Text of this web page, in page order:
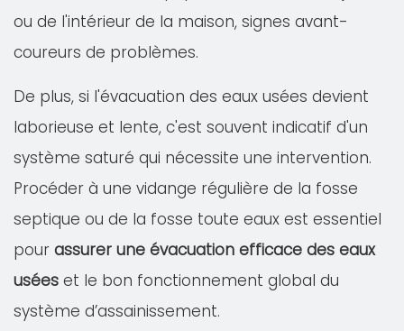
ou de l'intérieur de la maison, signes avant-
coureurs de problèmes.
De plus, si l'évacuation des eaux usées devient
laborieuse et lente, c'est souvent indicatif d'un
système saturé qui nécessite une intervention.
Procéder à une vidange régulière de la fosse
septique ou de la fosse toute eaux est essentiel
pour assurer une évacuation efficace des eaux
usées et le bon fonctionnement global du
système d’assainissement.